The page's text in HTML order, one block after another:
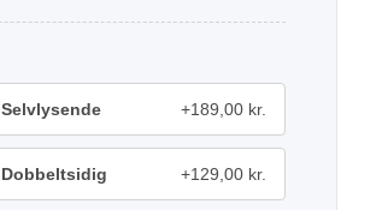
Selvlysende +189,00 kr.
Dobbeltsidig +129,00 kr.